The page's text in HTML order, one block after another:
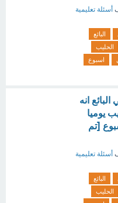
أسئلة تعليمية
البائع
الحليب
اسبوع
انه
يوميا
[تم
أسئلة تعليمية
البائع
الحليب